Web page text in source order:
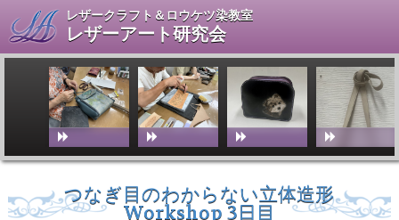
レザークラフト＆ロウケツ染教室
レザーアート研究会
つなぎ目のわからない立体造形
Workshop 3日目